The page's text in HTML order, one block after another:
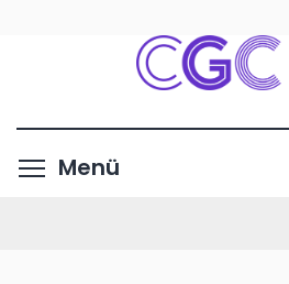
Inhalt
Menü